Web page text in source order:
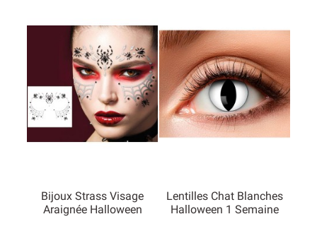
Bijoux Strass Visage
Araignée Halloween
Lentilles Chat Blanches
Halloween 1 Semaine